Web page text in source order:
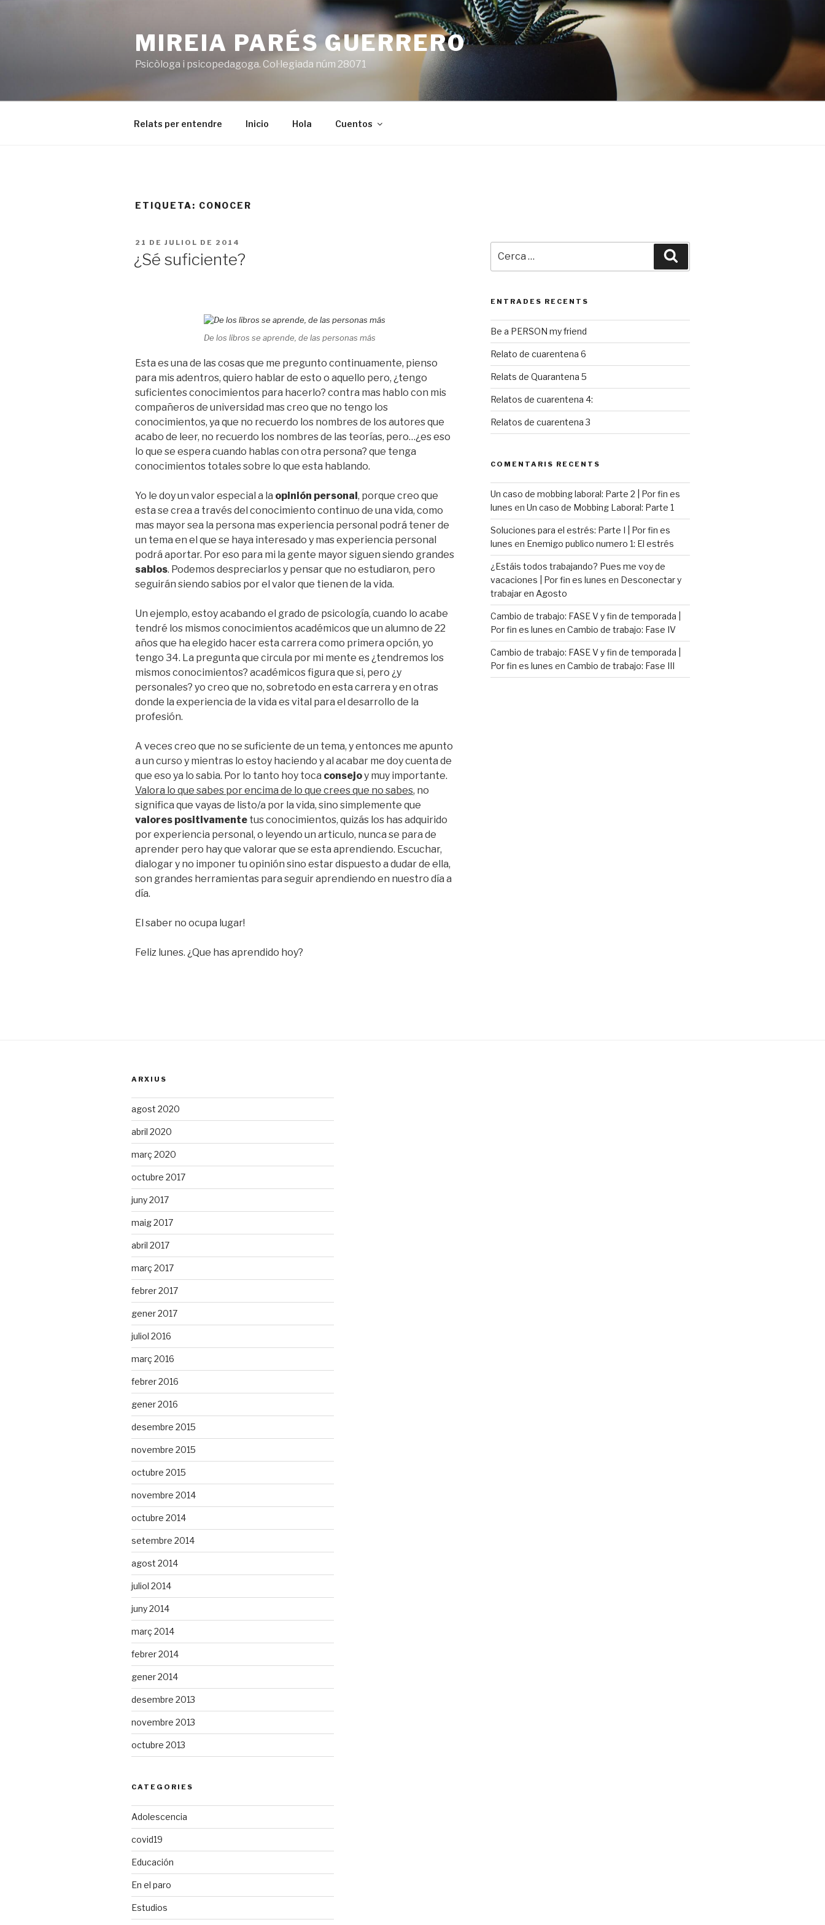
MIREIA PARÉS GUERRERO
Psicòloga i psicopedagoga. Col·legiada núm 28071
Relats per entendre Inicio Hola Cuentos
ETIQUETA: CONOCER
PUBLICAT
21 DE JULIOL DE 2014
¿Sé suficiente?
De los libros se aprende, de las personas más
Esta es una de las cosas que me pregunto continuamente, pienso
para mis adentros, quiero hablar de esto o aquello pero, ¿tengo
suficientes conocimientos para hacerlo? contra mas hablo con mis
compañeros de universidad mas creo que no tengo los
conocimientos, ya que no recuerdo los nombres de los autores que
acabo de leer, no recuerdo los nombres de las teorías, pero…¿es eso
lo que se espera cuando hablas con otra persona? que tenga
conocimientos totales sobre lo que esta hablando.
Yo le doy un valor especial a la opinión personal, porque creo que
esta se crea a través del conocimiento continuo de una vida, como
mas mayor sea la persona mas experiencia personal podrá tener de
un tema en el que se haya interesado y mas experiencia personal
podrá aportar. Por eso para mi la gente mayor siguen siendo grandes
sabios. Podemos despreciarlos y pensar que no estudiaron, pero
seguirán siendo sabios por el valor que tienen de la vida.
Un ejemplo, estoy acabando el grado de psicología, cuando lo acabe
tendré los mismos conocimientos académicos que un alumno de 22
años que ha elegido hacer esta carrera como primera opción, yo
tengo 34. La pregunta que circula por mi mente es ¿tendremos los
mismos conocimientos? académicos figura que si, pero ¿y
personales? yo creo que no, sobretodo en esta carrera y en otras
donde la experiencia de la vida es vital para el desarrollo de la
profesión.
A veces creo que no se suficiente de un tema, y entonces me apunto
a un curso y mientras lo estoy haciendo y al acabar me doy cuenta de
que eso ya lo sabia. Por lo tanto hoy toca consejoy muy importante.
Valora lo que sabes por encima de lo que crees que no sabes, no
significa que vayas de listo/a por la vida, sino simplemente que
valores positivamente tus conocimientos, quizás los has adquirido
por experiencia personal, o leyendo un articulo, nunca se para de
aprender pero hay que valorar que se esta aprendiendo. Escuchar,
dialogar y no imponer tu opinión sino estar dispuesto a dudar de ella,
son grandes herramientas para seguir aprendiendo en nuestro día a
día.
El saber no ocupa lugar!
Feliz lunes. ¿Que has aprendido hoy?
ENTRADES RECENTS
Be a PERSON my friend
Relato de cuarentena 6
Relats de Quarantena 5
Relatos de cuarentena 4:
Relatos de cuarentena 3
COMENTARIS RECENTS
Un caso de mobbing laboral: Parte 2 | Por fin es
lunes en Un caso de Mobbing Laboral: Parte 1
Soluciones para el estrés: Parte I | Por fin es
lunes en Enemigo publico numero 1: El estrés
¿Estáis todos trabajando? Pues me voy de
vacaciones | Por fin es lunes en Desconectar y
trabajar en Agosto
Cambio de trabajo: FASE V y fin de temporada |
Por fin es lunes en Cambio de trabajo: Fase IV
Cambio de trabajo: FASE V y fin de temporada |
Por fin es lunes en Cambio de trabajo: Fase III
ARXIUS
agost 2020
abril 2020
març 2020
octubre 2017
juny 2017
maig 2017
abril 2017
març 2017
febrer 2017
gener 2017
juliol 2016
març 2016
febrer 2016
gener 2016
desembre 2015
novembre 2015
octubre 2015
novembre 2014
octubre 2014
setembre 2014
agost 2014
juliol 2014
juny 2014
març 2014
febrer 2014
gener 2014
desembre 2013
novembre 2013
octubre 2013
CATEGORIES
Adolescencia
covid19
Educación
En el paro
Estudios